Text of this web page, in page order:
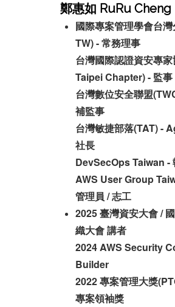
鄭惠如 RuRu Cheng
國際專案管理學會台
TW) - 常務理事
台灣國際認證資安專
Taipei Chapter) - 監事
台灣數位安全聯盟
補監事
台灣敏捷部落(TAT) -
社長
DevSecOps Taiwan -
AWS User Group
管理員 / 志工
2025 臺灣資安大會 /
織大會 講者
2024 AWS Security
Builder
2022 專案管理大獎
專案領袖獎